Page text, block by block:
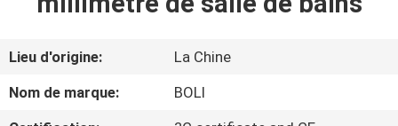
VIDÉOS
Lieu d'origine:
La Chine
Nom de marque:
BOLI